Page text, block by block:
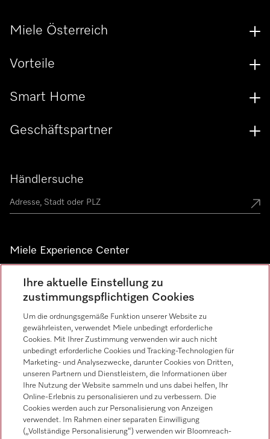
Händlersuche
Miele Experience Center
Newsletter
Miele Österreich
Vorteile
Smart Home
Geschäftspartner
Miele auf Instagram
Miele auf Facebook
Miele auf Youtube
Ihre aktuelle Einstellung zu
zustimmungspflichtigen Cookies
Um die ordnungsgemäße Funktion unserer Website zu
gewährleisten, verwendet Miele unbedingt erforderliche
Cookies. Mit Ihrer Zustimmung verwenden wir auch nicht
unbedingt erforderliche Cookies und Tracking-Technologien für
Marketing- und Analysezwecke, darunter Cookies von Dritten,
unseren Partnern und Dienstleistern, die Informationen über
Ihre Nutzung der Website sammeln und uns dabei helfen, Ihr
Online-Erlebnis zu personalisieren und zu verbessern. Die
Cookies werden auch zur Personalisierung von Anzeigen
verwendet. Im Rahmen einer separaten Einwilligung
(„Vollständige Personalisierung“) verwenden wir Bloomreach-